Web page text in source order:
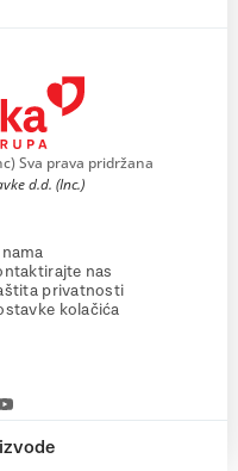
Sva prava pridržana
d.d. (Inc.)
nas
privatnosti
kolačića